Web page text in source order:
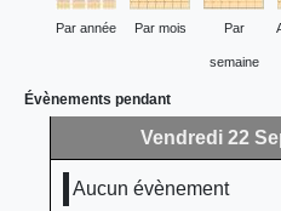
Par année Par mois Par
semaine
Évènements pendant
Vendredi 22
Aucun évènement